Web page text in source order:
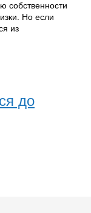
собственности
Но если
из
до